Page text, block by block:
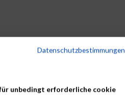
Datenschutzbestimmungen
unbedingt erforderliche cookie